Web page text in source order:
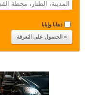
ذهابا وإيابا